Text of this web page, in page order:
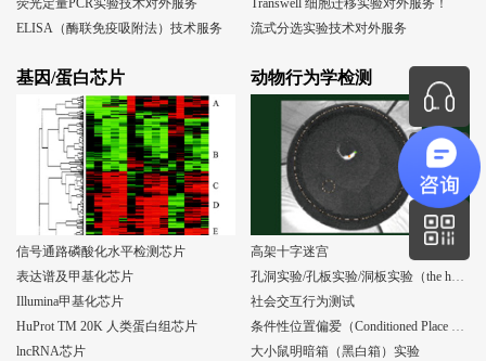
荧光定量PCR实验技术对外服务
ELISA（酶联免疫吸附法）技术服务
Transwell 细胞迁移实验对外服务！
流式分选实验技术对外服务
基因/蛋白芯片
信号通路磷酸化水平检测芯片
表达谱及甲基化芯片
Illumina甲基化芯片
HuProt TM 20K 人类蛋白组芯片
lncRNA芯片
动物行为学检测
高架十字迷宫
孔洞实验/孔板实验/洞板实验（the holeboard test）
社会交互行为测试
条件性位置偏爱（Conditioned Place Preference, CPP）实验
大小鼠明暗箱（黑白箱）实验